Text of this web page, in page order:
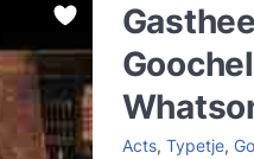
Acts, Typetje,